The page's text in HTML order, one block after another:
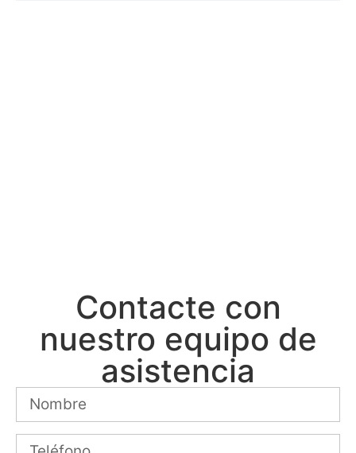
Contacte con
nuestro equipo de
asistencia